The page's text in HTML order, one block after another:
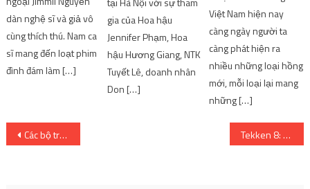
dàn nghệ sĩ và giả vô
cùng thích thú. Nam ca
sĩ mang đến loạt phim
đình đám làm […]
gia của Hoa hậu
Jennifer Phạm, Hoa
hậu Hương Giang, NTK
Tuyết Lê, doanh nhân
Don […]
Việt Nam hiện nay
càng ngày người ta
càng phát hiện ra
nhiều những loại hồng
mới, mỗi loại lại mang
những […]
Post
Các bộ trưởng theo dõi sát lệnh cấm xuất khẩu gạo của Ấn Độ, đưa ra các giải pháp phù hợp Tekken 8: Thông tin, nền tảng và ngày ra mắt | SharingFunVN – Game offline / Game PC